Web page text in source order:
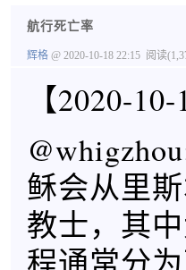
航行死亡率
辉格 @ 2020-10-18 22:15 阅读
【2020-10-
稣会从里
教士，其